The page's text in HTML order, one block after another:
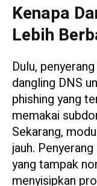
Kenapa
Lebih
Dulu,
dangling DNS
phishing yang
memakai
Sekarang,
jauh.
yang tampak
menyisipkan